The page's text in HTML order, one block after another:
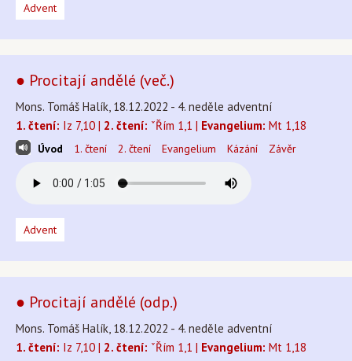
Advent
● Procitají andělé (več.)
Mons. Tomáš Halík, 18.12.2022 - 4. neděle adventní
1. čtení: Iz 7,10 | 2. čtení: ˇŘím 1,1 | Evangelium: Mt 1,18
Úvod 1. čtení 2. čtení Evangelium Kázání Závěr
Advent
● Procitají andělé (odp.)
Mons. Tomáš Halík, 18.12.2022 - 4. neděle adventní
1. čtení: Iz 7,10 | 2. čtení: ˇŘím 1,1 | Evangelium: Mt 1,18